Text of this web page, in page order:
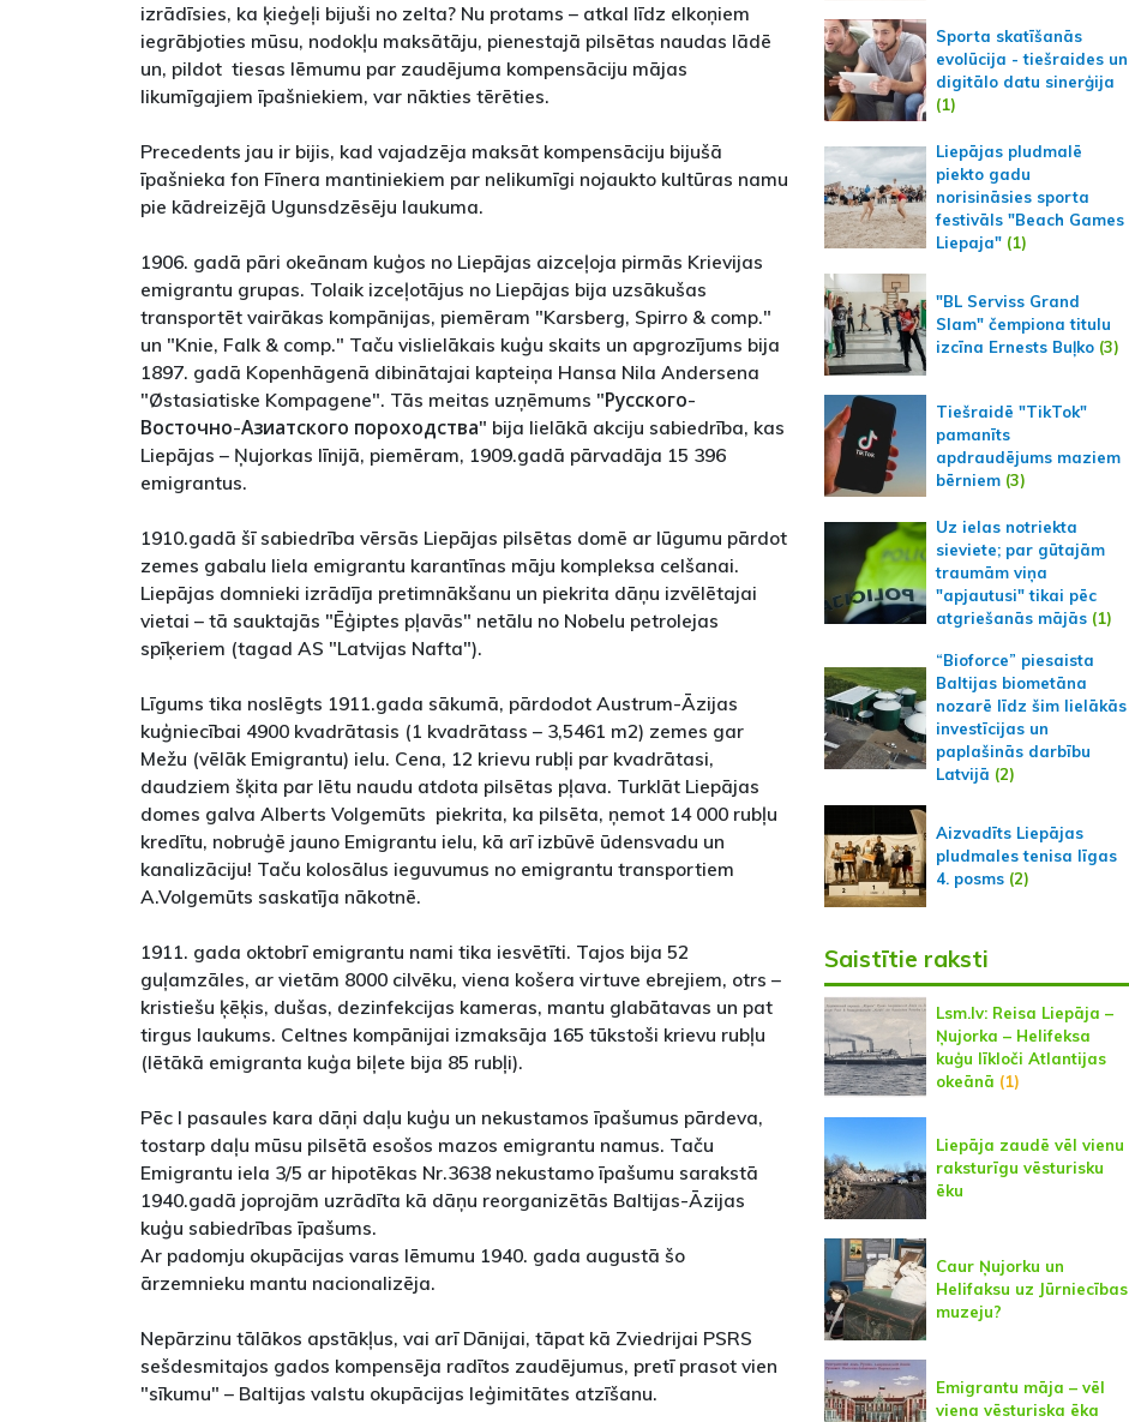
izrādīsies, ka ķieģeļi bijuši no zelta? Nu protams – atkal līdz elkoņiem
iegrābjoties mūsu, nodokļu maksātāju, pienestajā pilsētas naudas lādē
un, pildot tiesas lēmumu par zaudējuma kompensāciju mājas
likumīgajiem īpašniekiem, var nākties tērēties.
Precedents jau ir bijis, kad vajadzēja maksāt kompensāciju bijušā
īpašnieka fon Fīnera mantiniekiem par nelikumīgi nojaukto kultūras namu
pie kādreizējā Ugunsdzēsēju laukuma.
1906. gadā pāri okeānam kuģos no Liepājas aizceļoja pirmās Krievijas
emigrantu grupas. Tolaik izceļotājus no Liepājas bija uzsākušas
transportēt vairākas kompānijas, piemēram "Karsberg, Spirro & comp."
un "Knie, Falk & comp." Taču vislielākais kuģu skaits un apgrozījums bija
1897. gadā Kopenhāgenā dibinātajai kapteiņa Hansa Nila Andersena
"Østasiatiske Kompagene". Tās meitas uzņēmums "Русского-
Восточно-Азиатского пороходства" bija lielākā akciju sabiedrība, kas
Liepājas – Ņujorkas līnijā, piemēram, 1909.gadā pārvadāja 15 396
emigrantus.
1910.gadā šī sabiedrība vērsās Liepājas pilsētas domē ar lūgumu pārdot
zemes gabalu liela emigrantu karantīnas māju kompleksa celšanai.
Liepājas domnieki izrādīja pretimnākšanu un piekrita dāņu izvēlētajai
vietai – tā sauktajās "Ēģiptes pļavās" netālu no Nobelu petrolejas
spīķeriem (tagad AS "Latvijas Nafta").
Līgums tika noslēgts 1911.gada sākumā, pārdodot Austrum-Āzijas
kuģniecībai 4900 kvadrātasis (1 kvadrātass – 3,5461 m2) zemes gar
Mežu (vēlāk Emigrantu) ielu. Cena, 12 krievu rubļi par kvadrātasi,
daudziem šķita par lētu naudu atdota pilsētas pļava. Turklāt Liepājas
domes galva Alberts Volgemūts piekrita, ka pilsēta, ņemot 14 000 rubļu
kredītu, nobruģē jauno Emigrantu ielu, kā arī izbūvē ūdensvadu un
kanalizāciju! Taču kolosālus ieguvumus no emigrantu transportiem
A.Volgemūts saskatīja nākotnē.
1911. gada oktobrī emigrantu nami tika iesvētīti. Tajos bija 52
guļamzāles, ar vietām 8000 cilvēku, viena košera virtuve ebrejiem, otrs –
kristiešu ķēķis, dušas, dezinfekcijas kameras, mantu glabātavas un pat
tirgus laukums. Celtnes kompānijai izmaksāja 165 tūkstoši krievu rubļu
(lētākā emigranta kuģa biļete bija 85 rubļi).
Pēc I pasaules kara dāņi daļu kuģu un nekustamos īpašumus pārdeva,
tostarp daļu mūsu pilsētā esošos mazos emigrantu namus. Taču
Emigrantu iela 3/5 ar hipotēkas Nr.3638 nekustamo īpašumu sarakstā
1940.gadā joprojām uzrādīta kā dāņu reorganizētās Baltijas-Āzijas
kuģu sabiedrības īpašums.
Ar padomju okupācijas varas lēmumu 1940. gada augustā šo
ārzemnieku mantu nacionalizēja.
Nepārzinu tālākos apstākļus, vai arī Dānijai, tāpat kā Zviedrijai PSRS
sešdesmitajos gados kompensēja radītos zaudējumus, pretī prasot vien
"sīkumu" – Baltijas valstu okupācijas leģimitātes atzīšanu.
Sporta skatīšanās
evolūcija - tiešraides un
digitālo datu sinerģija
(1)
Liepājas pludmalē
piekto gadu
norisināsies sporta
festivāls "Beach Games
Liepaja"(1)
"BL Serviss Grand
Slam" čempiona titulu
izcīna Ernests Buļko(3)
Tiešraidē "TikTok"
pamanīts
apdraudējums maziem
bērniem(3)
Uz ielas notriekta
sieviete; par gūtajām
traumām viņa
"apjautusi" tikai pēc
atgriešanās mājās(1)
“Bioforce” piesaista
Baltijas biometāna
nozarē līdz šim lielākās
investīcijas un
paplašinās darbību
Latvijā (2)
Aizvadīts Liepājas
pludmales tenisa līgas
4. posms(2)
Saistītie raksti
Lsm.lv: Reisa Liepāja –
Ņujorka – Helifeksa
kuģu līkloči Atlantijas
okeānā (1)
Liepāja zaudē vēl vienu
raksturīgu vēsturisku
ēku
Caur Ņujorku un
Helifaksu uz Jūrniecības
muzeju?
Emigrantu māja – vēl
viena vēsturiska ēka